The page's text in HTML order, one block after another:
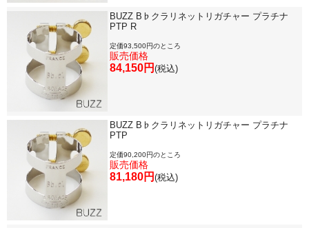
BUZZ B♭クラリネットリガチャー プラチナ
PTP R
定価93,500円のところ
販売価格
84,150円 (税込)
BUZZ B♭クラリネットリガチャー プラチナ
PTP
定価90,200円のところ
販売価格
81,180円 (税込)